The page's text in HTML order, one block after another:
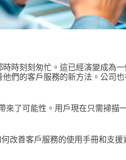
時刻刻匆忙。這已經演變成為
們的客戶服務的新方法。公司
來了可能性。用戶現在只需掃描
改善客戶服務的使用手冊和支援